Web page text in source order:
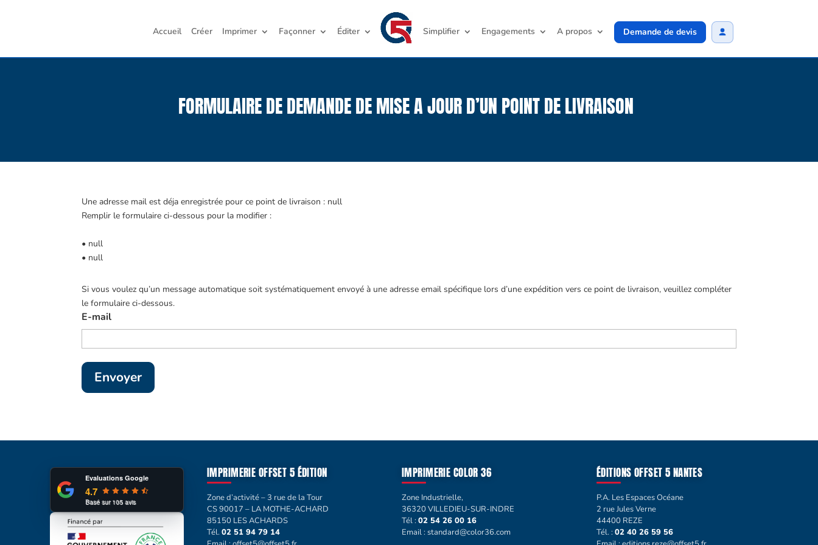
Accueil Créer Imprimer Façonner Éditer Simplifier Engagements A propos Demande de devis
FORMULAIRE DE DEMANDE DE MISE A JOUR D’UN POINT DE LIVRAISON
Une adresse mail est déja enregistrée pour ce point de livraison : null
Remplir le formulaire ci-dessous pour la modifier :
• null
• null
Si vous voulez qu’un message automatique soit systématiquement envoyé à une adresse email spécifique lors d’une expédition vers ce point de livraison, veuillez compléter
le formulaire ci-dessous.
E-mail
Evaluations Google
4.7
Basé sur105 avis
IMPRIMERIE OFFSET 5 ÉDITION
Zone d’activité – 3 rue de la Tour
CS 90017 – LA MOTHE-ACHARD
85150 LES ACHARDS
Tél. 02 51 94 79 14
IMPRIMERIE COLOR 36
Zone Industrielle,
36320 VILLEDIEU-SUR-INDRE
Tél : 02 54 26 00 16
Email : standard@color36.com
ÉDITIONS OFFSET 5 NANTES
P.A. Les Espaces Océane
2 rue Jules Verne
44400 REZE
Tél. : 02 40 26 59 56